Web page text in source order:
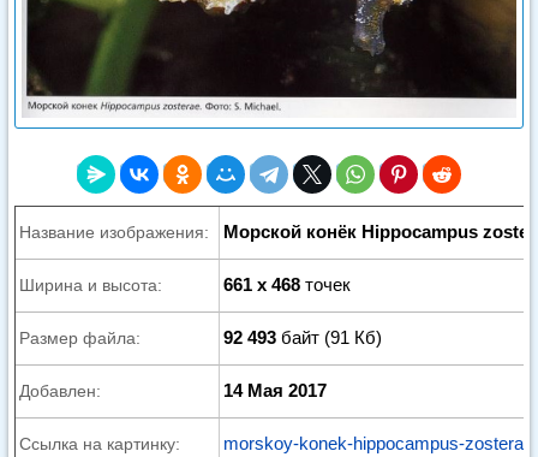
Название изображения: Морской конёк Hippocampus
Ширина и высота: 661 x 468 точек
Размер файла: 92 493 байт (91 Кб)
Добавлен: 14 Мая 2017
Ссылка на картинку: morskoy-konek-hippocampus-